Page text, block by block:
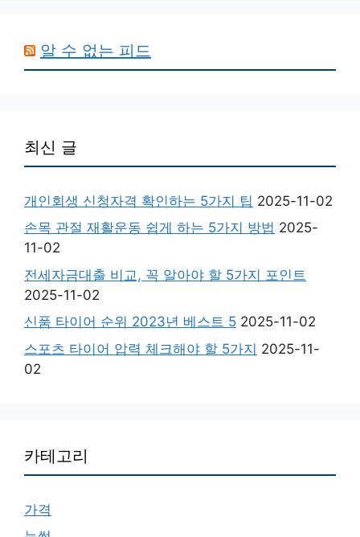
알 수 없는 피드
최신 글
개인회생 신청자격 확인하는 5가지 팁 2025-11-02
손목 관절 재활운동 쉽게 하는 5가지 방법 2025-
11-02
전세자금대출 비교, 꼭 알아야 할 5가지 포인트
2025-11-02
신품 타이어 순위 2023년 베스트 5 2025-11-02
스포츠 타이어 압력 체크해야 할 5가지 2025-11-
02
카테고리
가격